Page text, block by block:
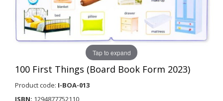
Tap to expand
100 First Things (Board Book Form 2023)
Product code: I-BOA-013
ISBN: 1294877752110